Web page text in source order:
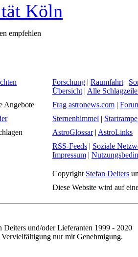
Köln
Forschung | Raumfahrt |
Übersicht | Alle
Angebote
Frag astronews.com |
Sternenhimmel | Startrampe
AstroGlossar| AstroLinks
RSS-Feeds | Soziale
Impressum |
Copyright Stefan Deiters
Diese Website wird auf
Deiters und/oder Lieferanten 1999 - 2020
nur mit Genehmigung.